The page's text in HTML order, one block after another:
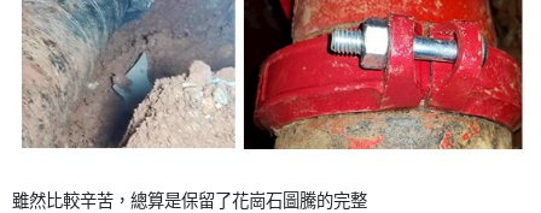
雖然比較辛苦，總算是保留了花崗石圖騰的完整